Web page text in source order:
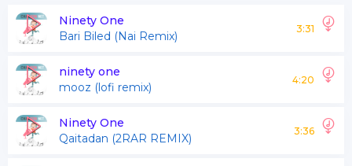
Ninety One
Bari Biled (Nai Remix)
3:31
ninety one
mooz (lofi remix)
4:20
Ninety One
Qaitadan (2RAR REMIX)
3:36